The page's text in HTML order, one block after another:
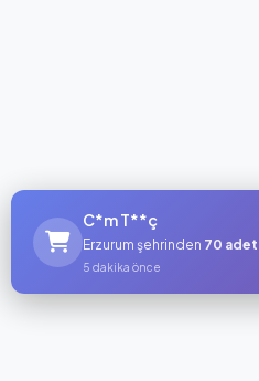
C*m T**ç
Erzurum şehrinden 70 adet
5 dakika önce